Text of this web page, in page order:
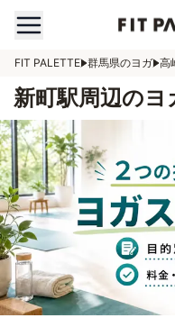
FIT PALETTE 群馬県のヨガ 高
新町駅周辺の